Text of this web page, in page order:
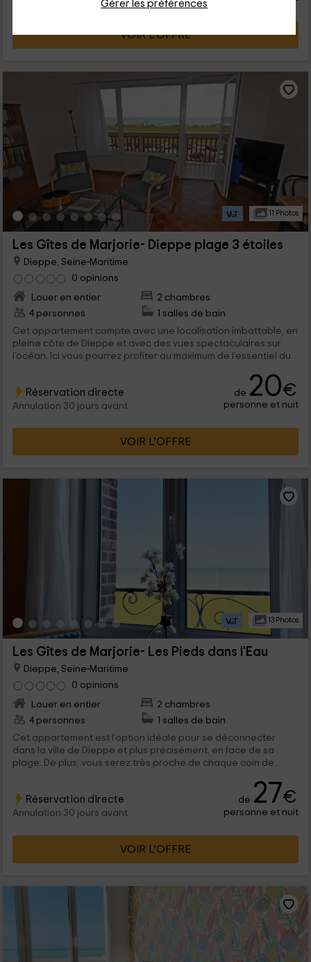
Gérer les préférences
VOIR L’OFFRE
11 Photos
Les Gîtes de Marjorie- Dieppe plage 3 étoiles
Dieppe, Seine-Maritime
0 opinions
Louer en entier
2 chambres
4 personnes
1 salles de bain
Cet appartement compte avec une localisation imbattable, en
pleine côte de Dieppe et avec des vues spectaculaires sur
l’océan. Ici vous pourrez profiter au maximum de l’essentiel du
pensé pour 4 personnes parfaitement équipé et agencé avec
plusieurs espaces qui feront que vous vous sentirez comme à
la maison.
Réservation directe
Annulation 30 jours avant
de 20€
personne et nuit
VOIR L’OFFRE
13 Photos
Les Gîtes de Marjorie- Les Pieds dans l'Eau
Dieppe, Seine-Maritime
0 opinions
Louer en entier
2 chambres
4 personnes
1 salles de bain
Cet appartement est l’option idéale pour se déconnecter
dans la ville de Dieppe et plus précisément, en face de sa
plage. De plus, vous serez très proche de chaque coin de
personnes qui pourront profiter d’espaces confortables et
très lumineux grâce à ses grandes fenêtres.
Réservation directe
Annulation 30 jours avant
de 27€
personne et nuit
VOIR L’OFFRE